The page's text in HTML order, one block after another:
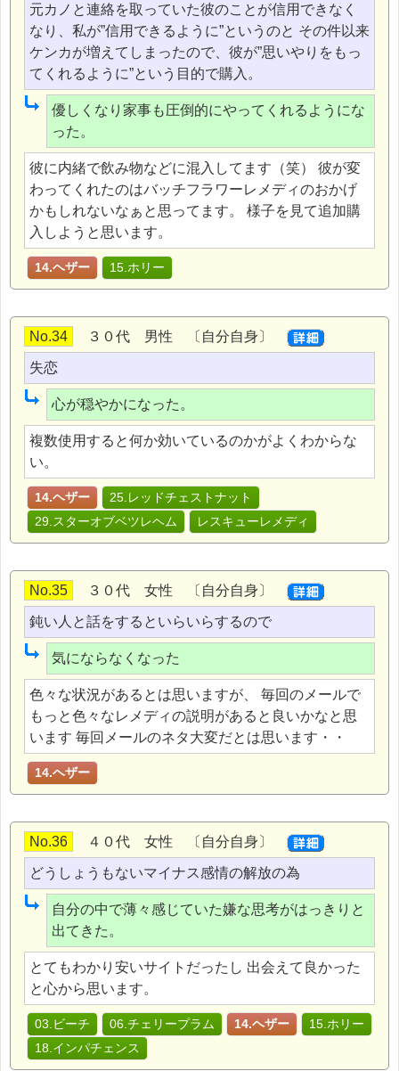
元カノと連絡を取っていた彼のことが信用できなく
なり、私が”信用できるように”というのと その件以来
ケンカが増えてしまったので、彼が”思いやりをもっ
てくれるように”という目的で購入。
優しくなり家事も圧倒的にやってくれるようにな
った。
彼に内緒で飲み物などに混入してます（笑） 彼が変
わってくれたのはバッチフラワーレメディのおかげ
かもしれないなぁと思ってます。 様子を見て追加購
入しようと思います。
14.ヘザー 15.ホリー
No.34 ３０代 男性 〔自分自身〕
失恋
心が穏やかになった。
複数使用すると何か効いているのかがよくわからな
い。
14.ヘザー
25.レッドチェストナット
29.スターオブベツレヘム
レスキューレメディ
No.35 ３０代 女性 〔自分自身〕
鈍い人と話をするといらいらするので
気にならなくなった
色々な状況があるとは思いますが、 毎回のメールで
もっと色々なレメディの説明があると良いかなと思
います 毎回メールのネタ大変だとは思います・・
14.ヘザー
No.36 ４０代 女性 〔自分自身〕
どうしょうもないマイナス感情の解放の為
自分の中で薄々感じていた嫌な思考がはっきりと
出てきた。
とてもわかり安いサイトだったし 出会えて良かった
と心から思います。
03.ビーチ 06.チェリープラム 14.ヘザー
15.ホリー
18.インパチェンス